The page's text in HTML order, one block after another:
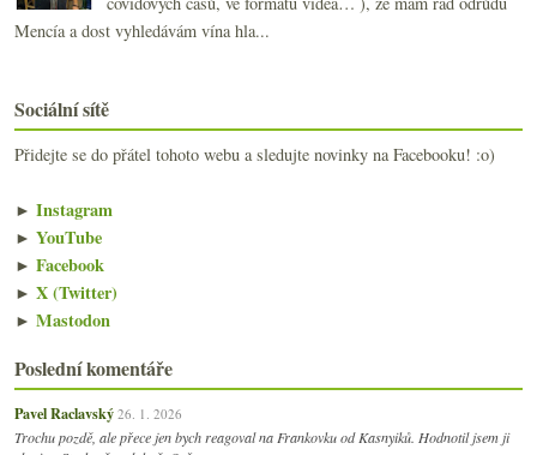
Mencía a dost vyhledávám vína hla...
Sociální sítě
Přidejte se do přátel tohoto webu a sledujte novinky na Facebooku! :o)
► Instagram
► YouTube
► Facebook
► X (Twitter)
► Mastodon
Poslední komentáře
Pavel Raclavský 26. 1. 2026
Trochu pozdě, ale přece jen bych reagoval na Frankovku od Kasnyiků. Hodnotil jsem ji